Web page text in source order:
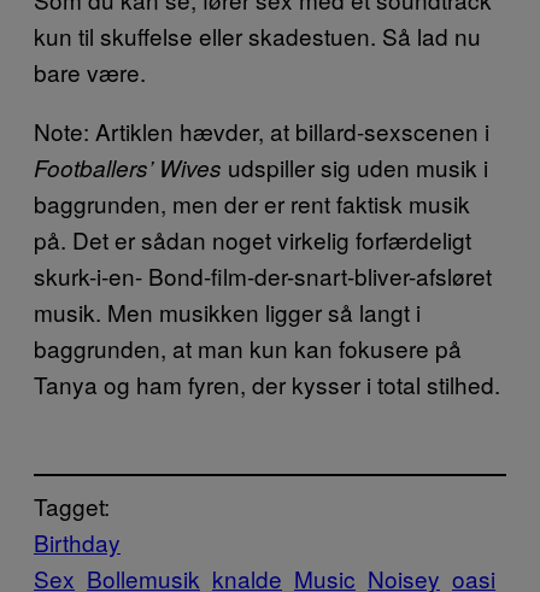
kun til skuffelse eller skadestuen. Så lad nu
bare være.
Note: Artiklen hævder, at billard-sexscenen i
Footballers’ Wives udspiller sig uden musik i
baggrunden, men der er rent faktisk musik
på. Det er sådan noget virkelig forfærdeligt
skurk-i-en- Bond-film-der-snart-bliver-afsløret
musik. Men musikken ligger så langt i
baggrunden, at man kun kan fokusere på
Tanya og ham fyren, der kysser i total stilhed.
Tagget:
Birthday
Sex Bollemusik knalde Music Noisey oasi